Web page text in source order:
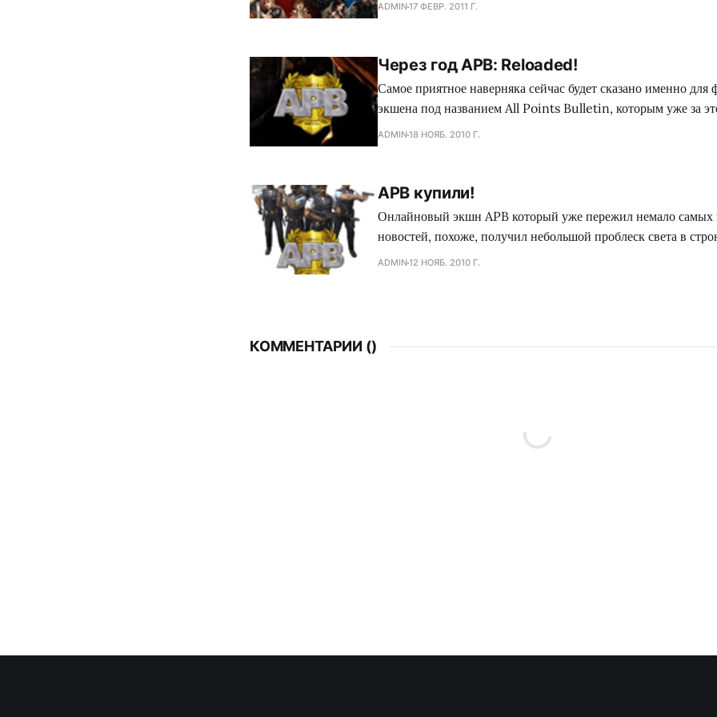
ADMIN17 ФЕВР. 2011 Г.
Через год APB: Reloaded!
Самое приятное наверняка сейчас будет сказано именно для
экшена под названием All Points Bulletin, которым уже за
больше чем во время выборов. Напомним, что наконец
ADMIN18 НОЯБ. 2010 Г.
APB купили!
Онлайновый экшн APB который уже пережил немало самых
новостей, похоже, получил небольшой проблеск света в
возрождения. И судя по всему, возвращение игры может
ADMIN12 НОЯБ. 2010 Г.
КОММЕНТАРИИ ()